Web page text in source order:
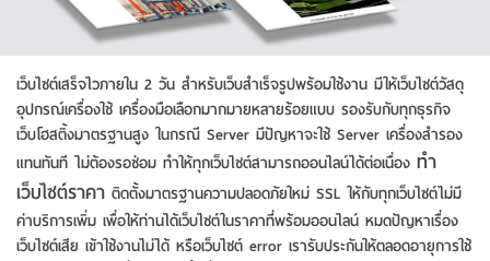
เว็บไซต์เสร็จไวภายใน 2 วัน สำหรับเว็บสำเร็จรูปพร้อมใช้งาน มีให้เว็บไซต์วัสดุ
อุปกรณ์เครื่องใช้ เครื่องมือเลือกมากมายหลายร้อยแบบ รองรับกับทุกธุรกิจ
เว็บโฮสติ้งมาตรฐานสูง ในกรณี Server มีปัญหาจะใช้ Server เครื่องสำรอง
แทนทันที ไม่ต้องรอซ่อม ทำให้ทุกเว็บไซต์สามารถออนไลน์ได้ต่อเนื่อง ทํา
เว็บไซต์ราคา ติดตั้งมาตรฐานความปลอดภัยใหม่ SSL ให้กับทุกเว็บไซต์ไม่มี
ค่าบริการเพิ่ม เพื่อให้ท่านได้เว็บไซต์ในราคาที่พร้อมออนไลน์ หมดปัญหาเรื่อง
เว็บไซต์เสีย เข้าใช้งานไม่ได้ หรือเว็บไซต์ error เรารับประกันให้ตลอดอายุการใช้